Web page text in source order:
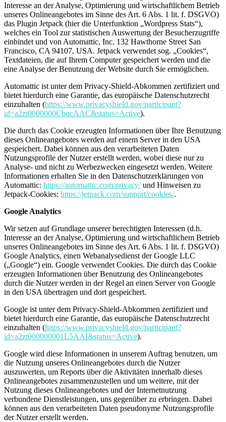
Interesse an der Analyse, Optimierung und wirtschaftlichem Betrieb
unseres Onlineangebotes im Sinne des Art. 6 Abs. 1 lit. f. DSGVO)
das Plugin Jetpack (hier die Unterfunktion „Wordpress Stats“),
welches ein Tool zur statistischen Auswertung der Besucherzugriffe
einbindet und von Automattic, Inc. 132 Hawthorne Street San
Francisco, CA 94107, USA. Jetpack verwendet sog. „Cookies“,
Textdateien, die auf Ihrem Computer gespeichert werden und die
eine Analyse der Benutzung der Website durch Sie ermöglichen.
Automattic ist unter dem Privacy-Shield-Abkommen zertifiziert und
bietet hierdurch eine Garantie, das europäische Datenschutzrecht
einzuhalten (https://www.privacyshield.gov/participant?
id=a2zt0000000CbqcAAC&status=Active).
Die durch das Cookie erzeugten Informationen über Ihre Benutzung
dieses Onlineangebotes werden auf einem Server in den USA
gespeichert. Dabei können aus den verarbeiteten Daten
Nutzungsprofile der Nutzer erstellt werden, wobei diese nur zu
Analyse- und nicht zu Werbezwecken eingesetzt werden. Weitere
Informationen erhalten Sie in den Datenschutzerklärungen von
Automattic: https://automattic.com/privacy/und Hinweisen zu
Jetpack-Cookies: https://jetpack.com/support/cookies/.
Google Analytics
Wir setzen auf Grundlage unserer berechtigten Interessen (d.h.
Interesse an der Analyse, Optimierung und wirtschaftlichem Betrieb
unseres Onlineangebotes im Sinne des Art. 6 Abs. 1 lit. f. DSGVO)
Google Analytics, einen Webanalysedienst der Google LLC
(„Google“) ein. Google verwendet Cookies. Die durch das Cookie
erzeugten Informationen über Benutzung des Onlineangebotes
durch die Nutzer werden in der Regel an einen Server von Google
in den USA übertragen und dort gespeichert.
Google ist unter dem Privacy-Shield-Abkommen zertifiziert und
bietet hierdurch eine Garantie, das europäische Datenschutzrecht
einzuhalten (https://www.privacyshield.gov/participant?
id=a2zt000000001L5AAI&status=Active).
Google wird diese Informationen in unserem Auftrag benutzen, um
die Nutzung unseres Onlineangebotes durch die Nutzer
auszuwerten, um Reports über die Aktivitäten innerhalb dieses
Onlineangebotes zusammenzustellen und um weitere, mit der
Nutzung dieses Onlineangebotes und der Internetnutzung
verbundene Dienstleistungen, uns gegenüber zu erbringen. Dabei
können aus den verarbeiteten Daten pseudonyme Nutzungsprofile
der Nutzer erstellt werden.